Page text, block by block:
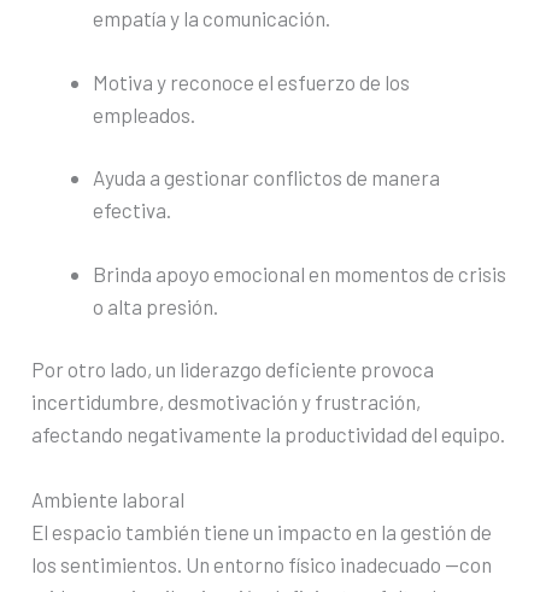
empatía y la comunicación.
Motiva y reconoce el esfuerzo de los
empleados.
Ayuda a gestionar conflictos de manera
efectiva.
Brinda apoyo emocional en momentos de crisis
o alta presión.
Por otro lado, un liderazgo deficiente provoca
incertidumbre, desmotivación y frustración,
afectando negativamente la productividad del equipo.
Ambiente laboral
El espacio también tiene un impacto en la gestión de
los sentimientos. Un entorno físico inadecuado —con